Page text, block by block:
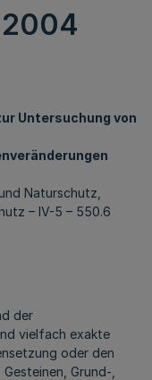
Untersuchung von
Naturschutz,
– IV-5 – 550.6
der
vielfach exakte
oder den
Grund-,